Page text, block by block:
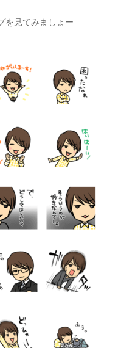
を見てみましょー